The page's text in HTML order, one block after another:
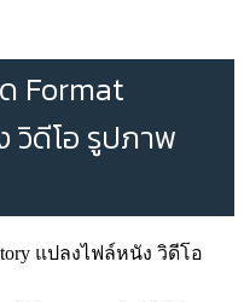
Format
วิดีโอ รูปภาพ